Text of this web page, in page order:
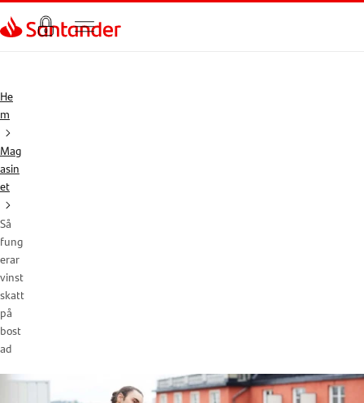
Gå direkt till textinnehål
He
m
Mag
asin
et
Så
fung
erar
vinst
skatt
på
bost
ad